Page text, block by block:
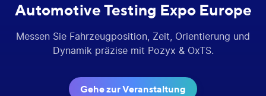
Automotive Testing Expo Europe
Messen Sie Fahrzeugposition, Zeit, Orientierung und
Dynamik präzise mit Pozyx & OxTS.
Gehe zur Veranstaltung